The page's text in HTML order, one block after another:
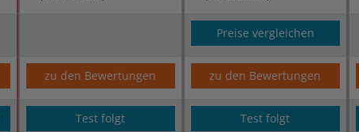
Preise vergleichen
zu den Bewertungen zu den Bewertungen
Test folgt Test folgt